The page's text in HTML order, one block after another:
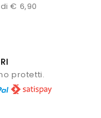
€ 6,90
protetti.